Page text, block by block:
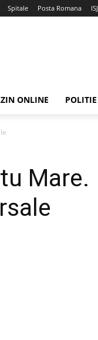
Spitale Posta Romana ISJ
ONLINE POLITIE
Mare.